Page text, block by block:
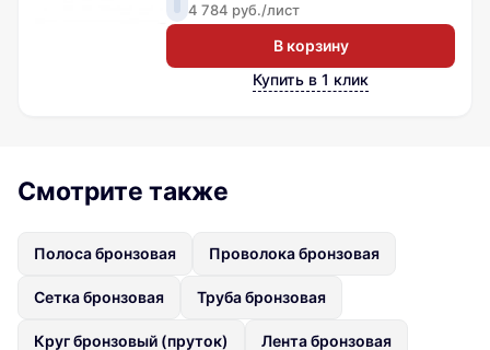
4 784 руб./лист
В корзину
Купить в 1 клик
Смотрите также
Полоса бронзовая Проволока бронзовая
Сетка бронзовая Труба бронзовая
Круг бронзовый (пруток) Лента бронзовая